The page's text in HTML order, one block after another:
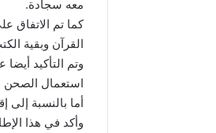
معه سجادة.
كما تم الاتفاق
القرآن وبقية
وتم التأكيد
استعمال الصحن
أما بالنسبة